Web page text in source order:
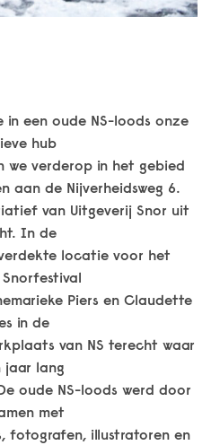
in een oude NS-loods onze
hub
we verderop in het gebied
aan de Nijverheidsweg 6.
van Uitgeverij Snor uit
In de
locatie voor het
Piers en Claudette
in de
van NS terecht waar
jaar lang
oude NS-loods werd door
met
fotografen, illustratoren en